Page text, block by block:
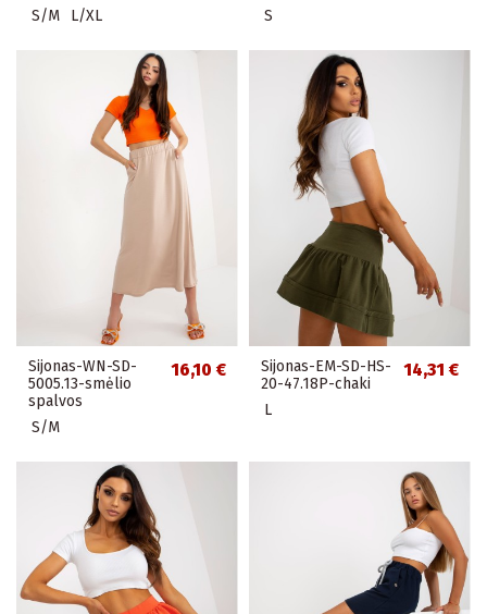
S/M L/XL S
Sijonas-WN-SD-
5005.13-smėlio
spalvos
16,10 €
S/M
Sijonas-EM-SD-HS-
20-47.18P-chaki
14,31 €
L